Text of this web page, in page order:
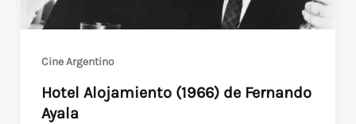
Cine Argentino
Hotel Alojamiento (1966) de Fernando
Ayala